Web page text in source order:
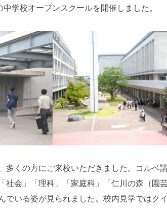
学校オープンスクールを開催しました。
多くの方にご来校いただきました。コルベ
社会」「理科」「家庭科」「仁川の森（園
でいる姿が見られました。校内見学では